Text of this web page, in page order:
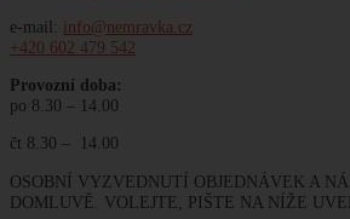
e-mail: info@nemravka.cz
+420 602 479 542
Provozní doba:
po 8.30 – 14.00
čt 8.30 – 14.00
OSOBNÍ VYZVEDNUTÍ OBJEDNÁVEK A
DOMLUVĚ. VOLEJTE, PIŠTE NA NÍŽE